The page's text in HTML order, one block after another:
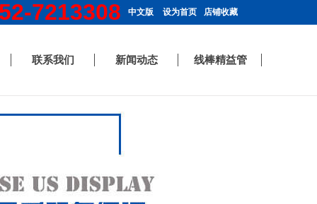
中文版 设为首页 店铺收藏
7213308
联系我们 新闻动态 线棒精益管